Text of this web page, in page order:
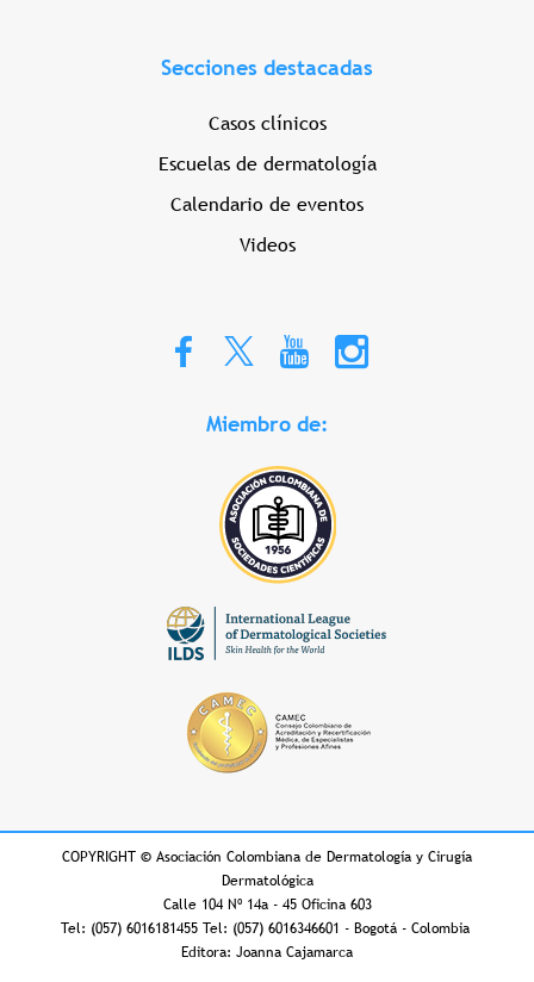
Secciones destacadas
Casos clínicos
Escuelas de dermatología
Calendario de eventos
Videos
Miembro de:
COPYRIGHT © Asociación Colombiana de Dermatología y Cirugía
Dermatológica
Calle 104 Nº 14a - 45 Oficina 603
Tel: (057) 6016181455 Tel: (057) 6016346601 - Bogotá - Colombia
Editora: Joanna Cajamarca